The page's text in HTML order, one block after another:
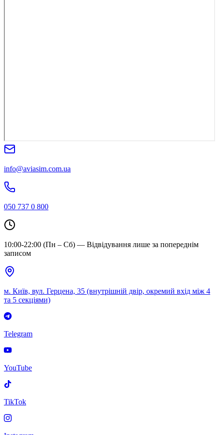
info@aviasim.com.ua
050 737 0 800
10:00-22:00 (Пн – Сб) — Відвідування лише за попереднім
записом
м. Київ, вул. Герцена, 35 (внутрішній двір, окремий вхід між 4
та 5 секціями)
Telegram
YouTube
TikTok